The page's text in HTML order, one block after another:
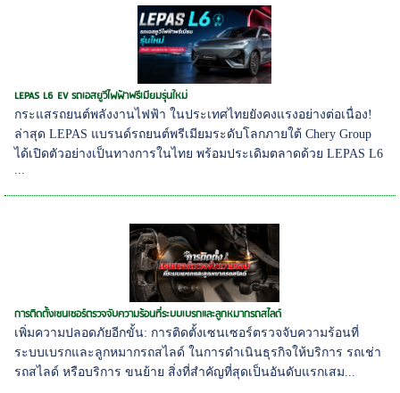
LEPAS L6 EV รถเอสยูวีไฟฟ้าพรีเมียมรุ่นใหม่
กระแสรถยนต์พลังงานไฟฟ้า ในประเทศไทยยังคงแรงอย่างต่อเนื่อง!
ล่าสุด LEPAS แบรนด์รถยนต์พรีเมียมระดับโลกภายใต้ Chery Group
ได้เปิดตัวอย่างเป็นทางการในไทย พร้อมประเดิมตลาดด้วย LEPAS L6
การติดตั้งเซนเซอร์ตรวจจับความร้อนที่ระบบเบรกและลูกหมากรถสไลด์
เพิ่มความปลอดภัยอีกขั้น: การติดตั้งเซนเซอร์ตรวจจับความร้อนที่
ระบบเบรกและลูกหมากรถสไลด์ ในการดำเนินธุรกิจให้บริการ รถเช่า
รถสไลด์ หรือบริการ ขนย้าย สิ่งที่สำคัญที่สุดเป็นอันดับแรกเสม...